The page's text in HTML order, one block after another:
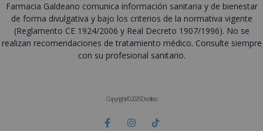
Farmacia Galdeano comunica información sanitaria y de bienestar
de forma divulgativa y bajo los criterios de la normativa vigente
(Reglamento CE 1924/2006 y Real Decreto 1907/1996). No se
realizan recomendaciones de tratamiento médico. Consulte siempre
con su profesional sanitario.
Copyright © 2025 Deditec